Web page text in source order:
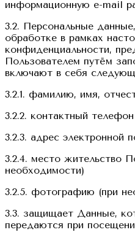
информационную e-mail
3.2. Персональные
обработке в рамках
конфиденциальности,
Пользователем путём
включают в себя
3.2.1. фамилию, имя,
3.2.2. контактный
3.2.3. адрес электронной
3.2.4. место жительство
необходимости)
3.2.5. фотографию (при
3.3. защищает Данные,
передаются при